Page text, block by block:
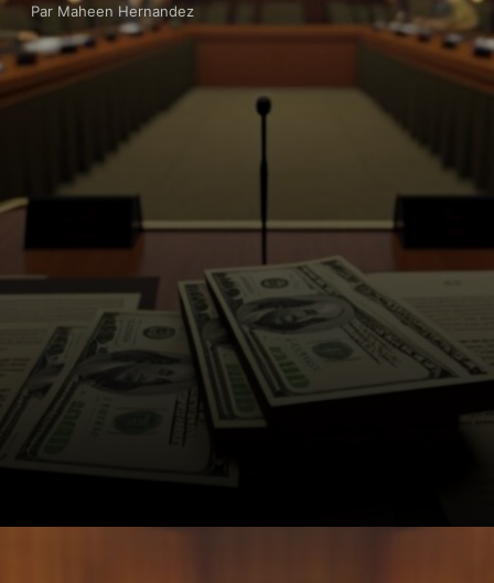
Par Maheen Hernandez